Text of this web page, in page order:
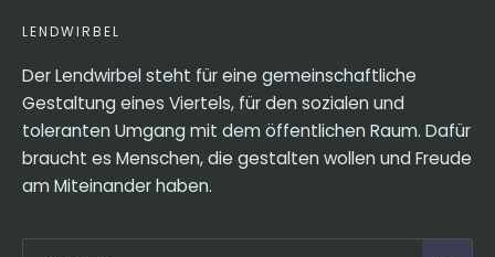
LENDWIRBEL
Der Lendwirbel steht für eine gemeinschaftliche
Gestaltung eines Viertels, für den sozialen und
toleranten Umgang mit dem öffentlichen Raum. Dafür
braucht es Menschen, die gestalten wollen und Freude
am Miteinander haben.